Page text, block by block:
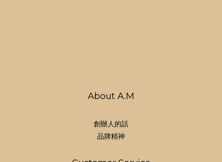
About A.M
創辦人的話
品牌精神